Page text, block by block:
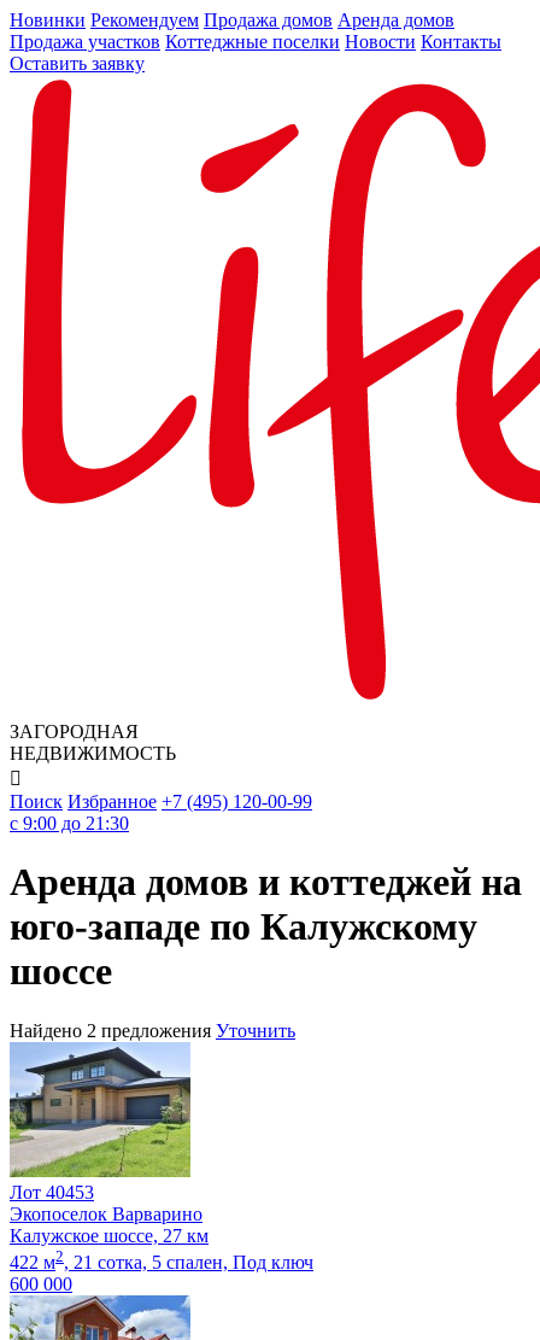
Новинки Рекомендуем Продажа домов Аренда домов
Продажа участков Коттеджные поселки Новости Контакты
Оставить заявку
ЗАГОРОДНАЯ
НЕДВИЖИМОСТЬ

Поиск Избранное +7 (495) 120-00-99
c 9:00 до 21:30
Аренда домов и коттеджей на
юго-западе по Калужскому
шоссе
Найдено 2 предложения Уточнить
Лот 40453
Экопоселок Варварино
Калужское шоссе, 27 км
422 м2, 21 сотка, 5 спален, Под ключ
600 000